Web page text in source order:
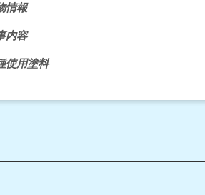
情報
内容
使用塗料